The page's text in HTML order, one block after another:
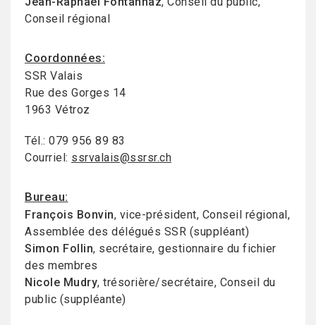
Conseil régional
Coordonnées:
SSR Valais
Rue des Gorges 14
1963 Vétroz
Tél.: 079 956 89 83
Courriel: ssrvalais@ssrsr.ch
Bureau:
François Bonvin, vice-président, Conseil régional,
Assemblée des délégués SSR (suppléant)
Simon Follin, secrétaire, gestionnaire du fichier
des membres
Nicole Mudry, trésorière/secrétaire, Conseil du
public (suppléante)